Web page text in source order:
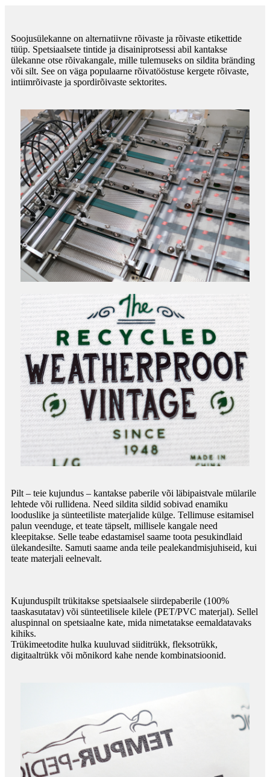
Soojusülekanne on alternatiivne rõivaste ja rõivaste etikettide
tüüp. Spetsiaalsete tintide ja disainiprotsessi abil kantakse
ülekanne otse rõivakangale, mille tulemuseks on sildita bränding
või silt. See on väga populaarne rõivatööstuse kergete rõivaste,
intiimrõivaste ja spordirõivaste sektorites.
Pilt – teie kujundus – kantakse paberile või läbipaistvale mülarile
lehtede või rullidena. Need sildita sildid sobivad enamiku
looduslike ja sünteetiliste materjalide külge. Tellimuse esitamisel
palun veenduge, et teate täpselt, millisele kangale need
kleepitakse. Selle teabe edastamisel saame toota pesukindlaid
ülekandesilte. Samuti saame anda teile pealekandmisjuhiseid, kui
teate materjali eelnevalt.
Kujunduspilt trükitakse spetsiaalsele siirdepaberile (100%
taaskasutatav) või sünteetilisele kilele (PET/PVC materjal). Sellel
aluspinnal on spetsiaalne kate, mida nimetatakse eemaldatavaks
kihiks.
Trükimeetodite hulka kuuluvad siiditrükk, fleksotrükk,
digitaaltrükk või mõnikord kahe nende kombinatsioonid.